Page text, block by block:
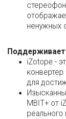
ненужных
iZotope -
для
MBIT+ от
реального